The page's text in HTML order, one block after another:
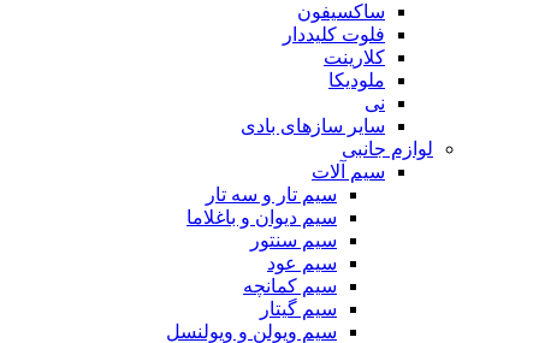
ساکسیفون
فلوت کلیددار
کلارینت
ملودیکا
نی
سایر سازهای بادی
لوازم جانبی
سیم آلات
سیم تار و سه تار
سیم دیوان و باغلاما
سیم سنتور
سیم عود
سیم کمانچه
سیم گیتار
سیم ویولن و ویولنسل